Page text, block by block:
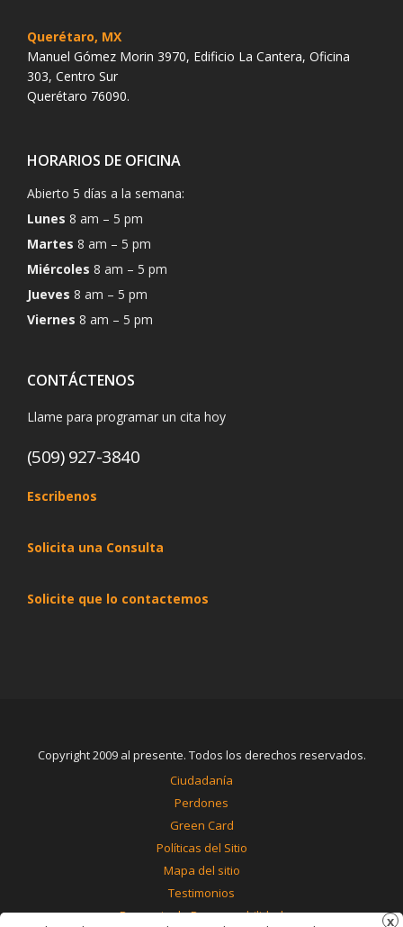
Querétaro, MX
Manuel Gómez Morin 3970, Edificio La Cantera, Oficina
303, Centro Sur
Querétaro 76090.
HORARIOS DE OFICINA
Abierto 5 días a la semana:
Lunes 8 am – 5 pm
Martes 8 am – 5 pm
Miércoles 8 am – 5 pm
Jueves 8 am – 5 pm
Viernes 8 am – 5 pm
CONTÁCTENOS
Llame para programar un cita hoy
(509) 927-3840
Escribenos
Solicita una Consulta
Solicite que lo contactemos
Copyright 2009 al presente. Todos los derechos reservados.
Ciudadanía
Perdones
Green Card
Políticas del Sitio
Mapa del sitio
Testimonios
Renuncia de Responsabilidad